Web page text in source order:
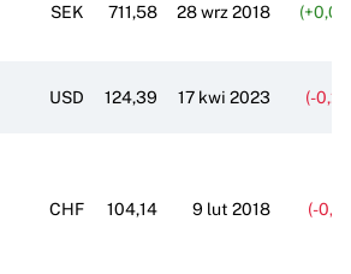
SEK 711,58 28 wrz 2018
USD 124,39 17 kwi 2023 (-
CHF 104,14 9 lut 2018 (-